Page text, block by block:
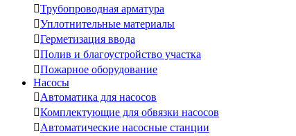
Трубопроводная арматура
Уплотнительные материалы
Герметизация ввода
Полив и благоустройство участка
Пожарное оборудование
Насосы
Автоматика для насосов
Комплектующие для обвязки насосов
Автоматические насосные станции